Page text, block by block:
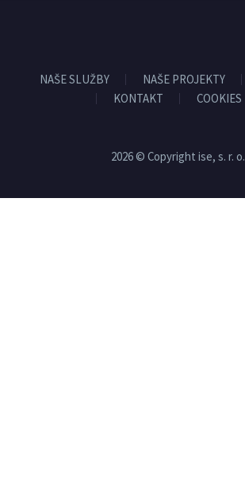
NAŠE SLUŽBY NAŠE PROJEKTY
KONTAKT
COOKIES
2026 © Copyright ise, s. r. o.